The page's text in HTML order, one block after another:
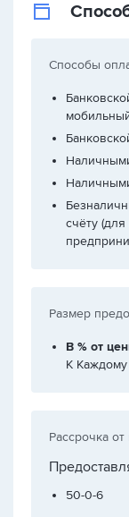
Способы
счёту
Размер
В % от
К Каждому
Рассрочка
50-0-6